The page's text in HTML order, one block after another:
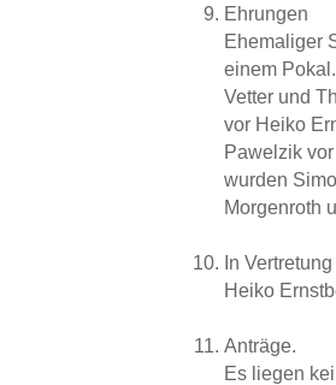
Ehrungen
Ehemaliger
einem
Vetter und
vor Heiko
Pawelzik
wurden
Morgenroth
In
Heiko
Anträge.
Es liegen